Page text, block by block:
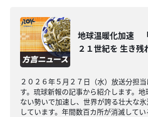
地球温暖化加速
２１世紀を 生き残
２０２６年５月２７日（水）放送分担
す。琉球新報の記事から紹介します。
ない勢いで加速し、世界が誇る壮大な
しています。年間数百カ所が消滅してい